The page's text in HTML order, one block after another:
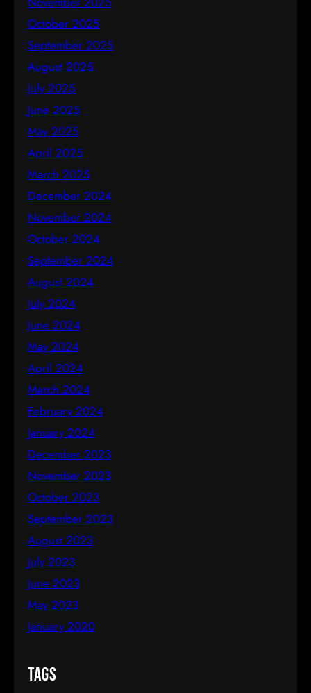
October 2025
September 2025
August 2025
July 2025
June 2025
May 2025
April 2025
March 2025
December 2024
November 2024
October 2024
September 2024
August 2024
July 2024
June 2024
May 2024
April 2024
March 2024
February 2024
January 2024
December 2023
November 2023
October 2023
September 2023
August 2023
July 2023
June 2023
May 2023
January 2020
Tags